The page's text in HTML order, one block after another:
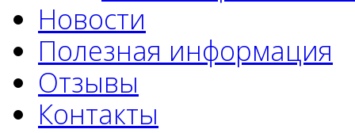
Новости
Полезная информация
Отзывы
Контакты